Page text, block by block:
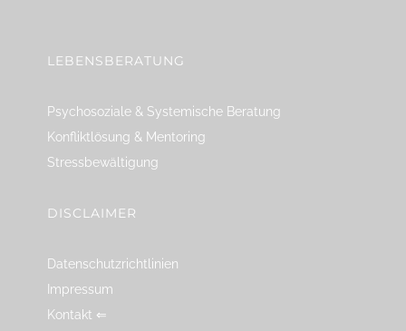
LEBENSBERATUNG
Psychosoziale & Systemische Beratung
Konfliktlösung & Mentoring
Stressbewältigung
DISCLAIMER
Datenschutzrichtlinien
Impressum
Kontakt ⇐